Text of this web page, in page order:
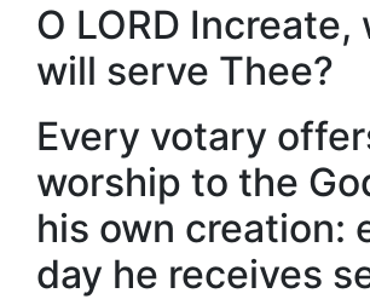
O LORD Increate,
will serve Thee?
Every votary
worship to the
his own creation:
day he receives